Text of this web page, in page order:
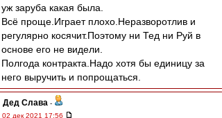
уж заруба какая была.
Всё проще.Играет плохо.Неразворотлив и
регулярно косячит.Поэтому ни Тед ни Руй в
основе его не видели.
Полгода контракта.Надо хотя бы единицу за
него выручить и попрощаться.
Дед Слава -
02 дек 2021 17:56